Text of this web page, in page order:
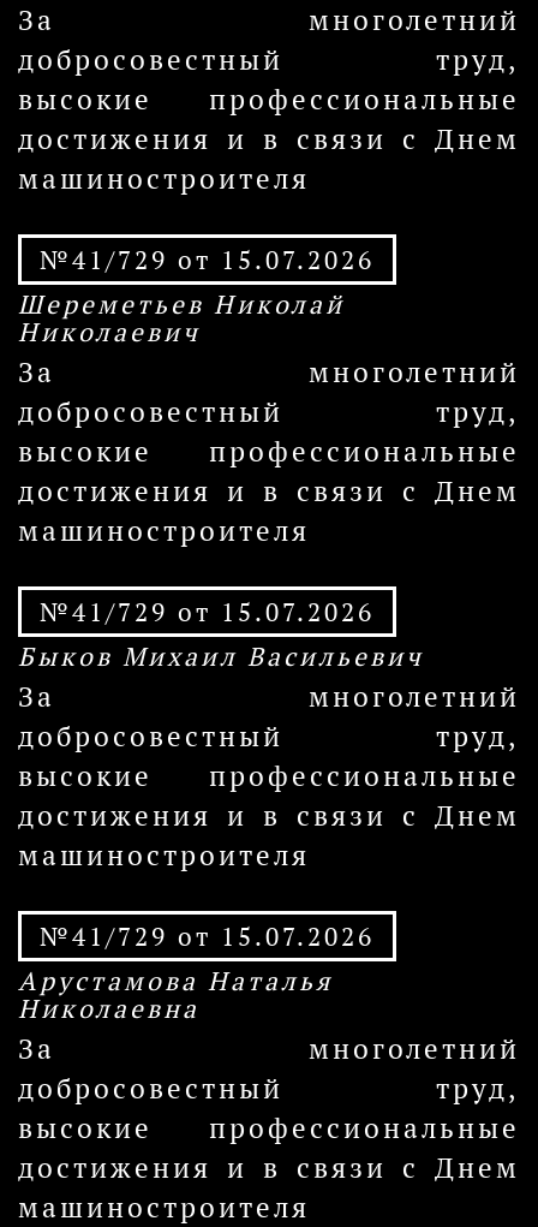
За многолетний
добросовестный труд,
высокие профессиональные
достижения и в связи с Днем
машиностроителя
№41/729 от 15.07.2026
Шереметьев Николай
Николаевич
За многолетний
добросовестный труд,
высокие профессиональные
достижения и в связи с Днем
машиностроителя
№41/729 от 15.07.2026
Быков Михаил Васильевич
За многолетний
добросовестный труд,
высокие профессиональные
достижения и в связи с Днем
машиностроителя
№41/729 от 15.07.2026
Арустамова Наталья
Николаевна
За многолетний
добросовестный труд,
высокие профессиональные
достижения и в связи с Днем
машиностроителя